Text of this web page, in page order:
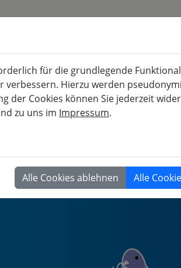
berufliche und gesellschaftspolitische
GESELLSCHAFT
für die grundlegende
Hierzu werden
der Cookies können Sie jederzeit
zu uns im Impressum.
Alle Cookies ablehnen Alle